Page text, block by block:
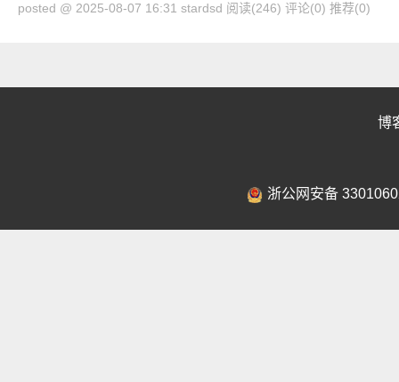
posted @ 2025-08-07 16:31 stardsd 阅读(246) 评论(0) 推荐(0)
博
浙公网安备